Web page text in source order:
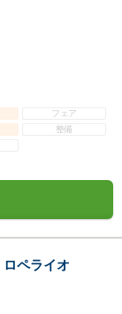
フェア
整備
ペライオ